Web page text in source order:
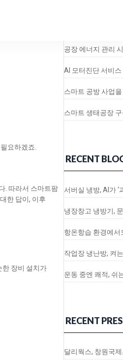
요하겠죠.
. 따라서 스마트팜
한 답이, 이후
한 장비 설치가
공장 에너지 관리
AI 모터진단 서비스
스마트 공방 사업
스마트 생태공장
RECENT
서버실 냉방, AI가 ‘
냉장창고 냉방기,
항온항습 환경에서
작업장 냉난방, 켜
운동 중엔 쾌적, 쉬
RECENT
달리웍스, 창원국